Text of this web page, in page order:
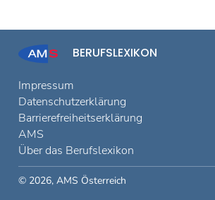
BERUFSLEXIKON
Impressum
Datenschutzerklärung
Barrierefreiheitserklärung
AMS
Über das Berufslexikon
© 2026, AMS Österreich